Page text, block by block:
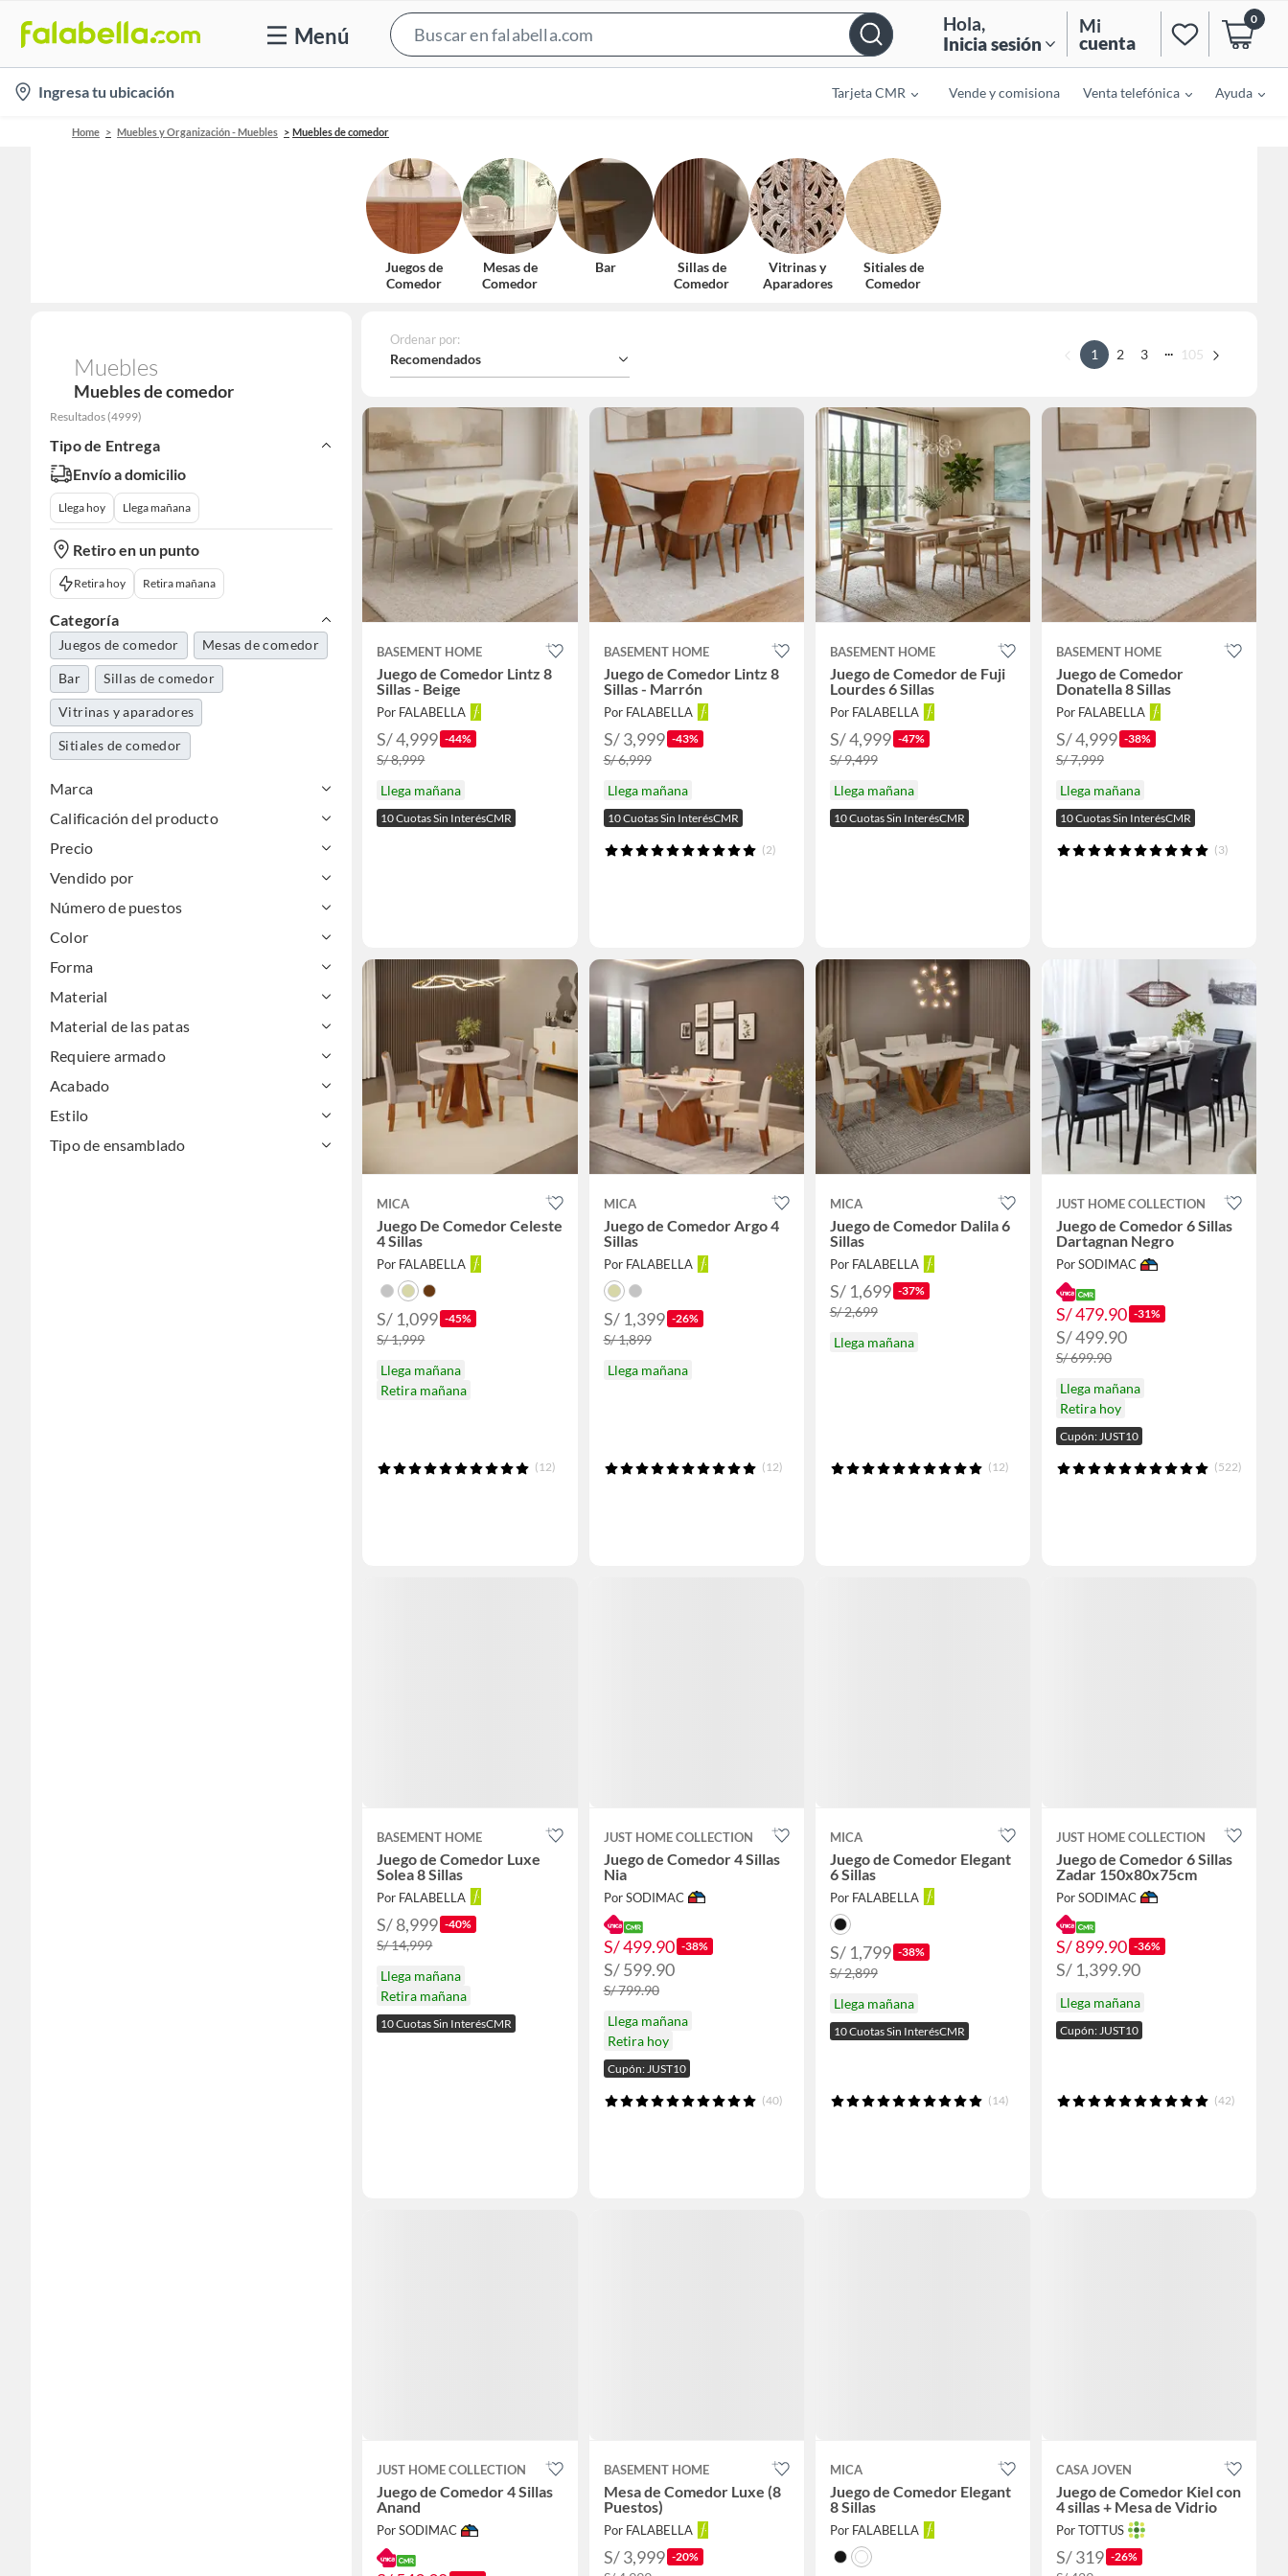
Menú
Bar
Hola,
Inicia sesión
Mi
cuenta
0
location-
icon
Ingresa tu ubicación Tarjeta CMR Vende y comisiona Venta telefónica Ayuda
Home Muebles y Organización - Muebles Muebles de comedor
Juegos de
Comedor
Mesas de
Comedor
Bar
Sillas de
Comedor
Vitrinas y
Aparadores
Sitiales de
Comedor
Muebles
Muebles de comedor
Resultados (4999)
Tipo de Entrega
Envío a domicilio
Llega hoy Llega mañana
Retiro en un punto
Retira hoy Retira mañana
Categoría
Juegos de comedor Mesas de comedor
Bar Sillas de comedor
Vitrinas y aparadores
Sitiales de comedor
Marca
Calificación del producto
Precio
Vendido por
Número de puestos
Color
Forma
Material
Material de las patas
Requiere armado
Acabado
Estilo
Tipo de ensamblado
Ordenar por:
Recomendados 1 2 3 ... 105
BASEMENT HOME
Juego de Comedor Lintz 8
Sillas - Beige
Por FALABELLA
S/ 4,999 -44%
S/ 8,999
Llega mañana
10 Cuotas Sin InterésCMR
BASEMENT HOME
Juego de Comedor Lintz 8
Sillas - Marrón
Por FALABELLA
S/ 3,999 -43%
S/ 6,999
Llega mañana
10 Cuotas Sin InterésCMR
(2)
BASEMENT HOME
Juego de Comedor de Fuji
Lourdes 6 Sillas
Por FALABELLA
S/ 4,999 -47%
S/ 9,499
Llega mañana
10 Cuotas Sin InterésCMR
BASEMENT HOME
Juego de Comedor
Donatella 8 Sillas
Por FALABELLA
S/ 4,999 -38%
S/ 7,999
Llega mañana
10 Cuotas Sin InterésCMR
(3)
MICA
Juego De Comedor Celeste
4 Sillas
Por FALABELLA
S/ 1,099 -45%
S/ 1,999
Llega mañana
Retira mañana
(12)
MICA
Juego de Comedor Argo 4
Sillas
Por FALABELLA
S/ 1,399 -26%
S/ 1,899
Llega mañana
(12)
MICA
Juego de Comedor Dalila 6
Sillas
Por FALABELLA
S/ 1,699 -37%
S/ 2,699
Llega mañana
(12)
JUST HOME COLLECTION
Juego de Comedor 6 Sillas
Dartagnan Negro
Por SODIMAC
S/ 479.90 -31%
S/ 499.90
S/ 699.90
Llega mañana
Retira hoy
Cupón: JUST10
(522)
BASEMENT HOME
Juego de Comedor Luxe
Solea 8 Sillas
Por FALABELLA
S/ 8,999 -40%
S/ 14,999
Llega mañana
Retira mañana
10 Cuotas Sin InterésCMR
JUST HOME COLLECTION
Juego de Comedor 4 Sillas
Nia
Por SODIMAC
S/ 499.90 -38%
S/ 599.90
S/ 799.90
Llega mañana
Retira hoy
Cupón: JUST10
(40)
MICA
Juego de Comedor Elegant
6 Sillas
Por FALABELLA
S/ 1,799 -38%
S/ 2,899
Llega mañana
10 Cuotas Sin InterésCMR
(14)
JUST HOME COLLECTION
Juego de Comedor 6 Sillas
Zadar 150x80x75cm
Por SODIMAC
S/ 899.90 -36%
S/ 1,399.90
Llega mañana
Cupón: JUST10
(42)
JUST HOME COLLECTION
Juego de Comedor 4 Sillas
Anand
Por SODIMAC
BASEMENT HOME
Mesa de Comedor Luxe (8
Puestos)
Por FALABELLA
S/ 3,999 -20%
MICA
Juego de Comedor Elegant
8 Sillas
Por FALABELLA
CASA JOVEN
Juego de Comedor Kiel con
4 sillas + Mesa de Vidrio
Por TOTTUS
S/ 319 -26%